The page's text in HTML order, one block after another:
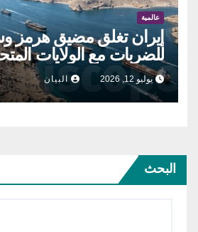
عالمية
إيران تغلق مضيق هرمز
للضربات مع الولايات
يوليو 12, 2026 البيان
البحث